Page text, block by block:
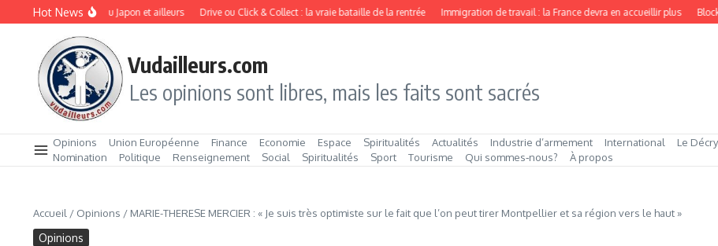
Aller au contenu
Hot News
les profits aux USA, au Japon et ailleurs Drive ou Click & Collect : la vraie bataille de la rentrée Immigration de travail : la France devra en accueillir plus
Vudailleurs.com
Les opinions sont libres, mais les faits sont sacrés
Opinions Union Européenne Finance Economie Espace Spiritualités Actualités Industrie d’armement International
Le
Nomination
Politique Renseignement Social Spiritualités Sport Tourisme Qui sommes‑nous? À propos
Accueil / Opinions / MARIE-THERESE MERCIER : « Je suis très optimiste sur le fait que l’on peut tirer Montpellier et sa région vers le haut »
Opinions